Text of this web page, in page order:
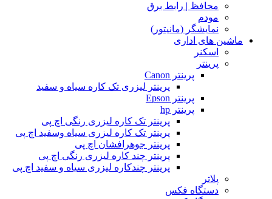
محافظ | رابط برق
مودم
نمایشگر (مانیتور)
ماشین های اداری
اسکنر
پرینتر
پرینتر Canon
پرینتر لیزری تک کاره سیاه و سفید
پرینتر Epson
پرینتر hp
پرینتر تک کاره لیزری رنگی اچ پی
پرینتر تک کاره لیزری سیاه وسفید اچ پی
پرینتر جوهرافشان اچ پی
پرینتر چند کاره لیزری رنگی اچ پی
پرینتر چندکاره لیزری سیاه و سفید اچ پی
پلاتر
دستگاه فکس